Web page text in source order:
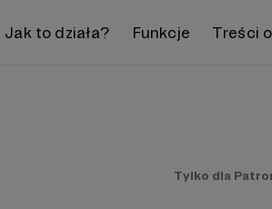
Jak to działa? Funkcje Treści
Tylko dla